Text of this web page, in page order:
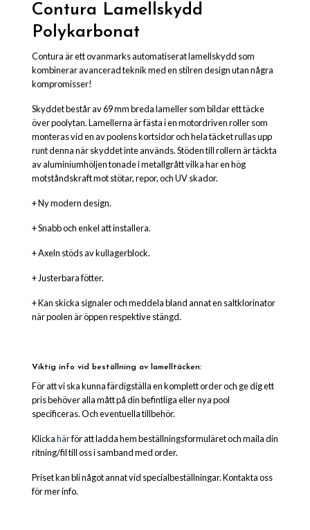
Contura Lamellskydd
Polykarbonat
Contura är ett ovanmarks automatiserat lamellskydd som
kombinerar avancerad teknik med en stilren design utan några
kompromisser!
Skyddet består av 69 mm breda lameller som bildar ett täcke
över poolytan. Lamellerna är fästa i en motordriven roller som
monteras vid en av poolens kortsidor och hela täcket rullas upp
runt denna när skyddet inte används. Stöden till rollern är täckta
av aluminiumhöljen tonade i metallgrått vilka har en hög
motståndskraft mot stötar, repor, och UV skador.
+ Ny modern design.
+ Snabb och enkel att installera.
+ Axeln stöds av kullagerblock.
+ Justerbara fötter.
+ Kan skicka signaler och meddela bland annat en saltklorinator
när poolen är öppen respektive stängd.
Viktig info vid beställning av lamelltäcken:
För att vi ska kunna färdigställa en komplett order och ge dig ett
pris behöver alla mått på din befintliga eller nya pool
specificeras. Och eventuella tillbehör.
Klickahärför att ladda hem beställningsformuläret och maila din
ritning/fil till oss i samband med order.
Priset kan bli något annat vid specialbeställningar. Kontakta oss
för mer info.